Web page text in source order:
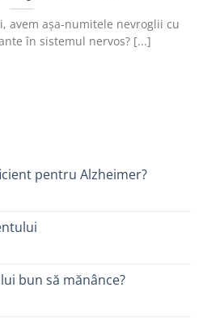
avem așa-numitele nevroglii cu
în sistemul nervos? [...]
pentru Alzheimer?
bun să mănânce?